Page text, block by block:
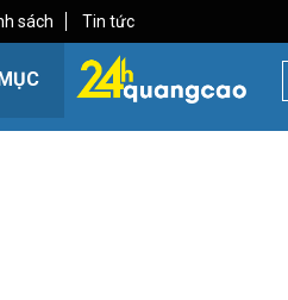
sách Tin tức